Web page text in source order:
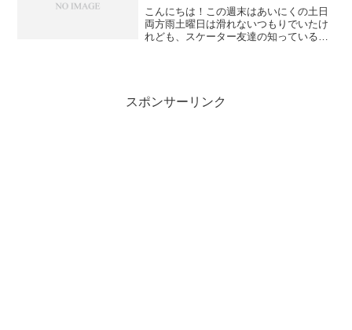
こんにちは！この週末はあいにくの土日
両方雨土曜日は滑れないつもりでいたけ
れども、スケーター友達の知っている雨
スポンサーリンク